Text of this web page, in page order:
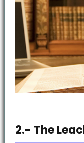
2.- The